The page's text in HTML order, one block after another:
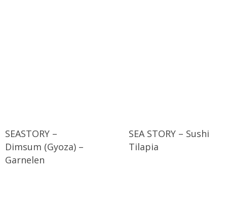
SEASTORY –
Dimsum (Gyoza) –
Garnelen
SEA STORY – Sushi
Tilapia